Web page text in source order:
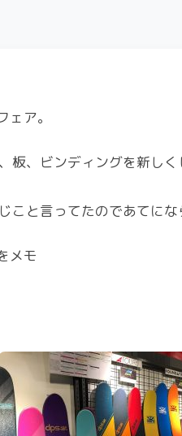
ア。
板、ビンディングを新し
こと言ってたのであてにな
メモ